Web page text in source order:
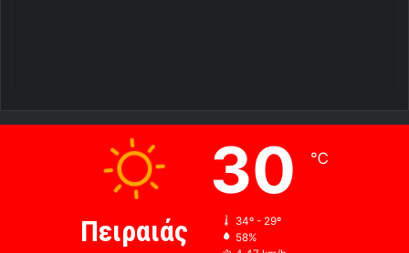
Πειραιάς
30 ℃
34º - 29º
58%